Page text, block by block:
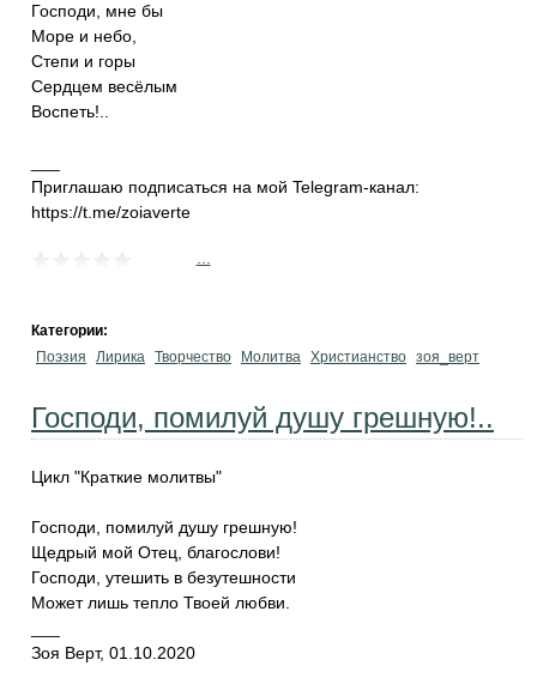
Господи, мне бы
Море и небо,
Степи и горы
Сердцем весёлым
Воспеть!..
Приглашаю подписаться на мой Telegram-канал:
https://t.me/zoiaverte
Категории:
Поэзия
Лирика Творчество Молитва Христианство зоя_верт
Господи, помилуй душу грешную!..
Цикл "Краткие молитвы"
Господи, помилуй душу грешную!
Щедрый мой Отец, благослови!
Господи, утешить в безутешности
Может лишь тепло Твоей любви.
Зоя Верт, 01.10.2020